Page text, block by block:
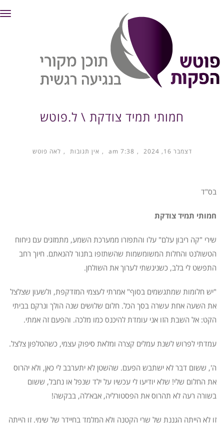
חמותי תמיד צודקת \ ל.פוטש
דצמבר 16, 2024 7:38 am אין תגובות לאה פוטש
בס"ד
חמותי תמיד צודקת
שירי "קה ריבון עלם" עלו והתפזרו ממערכת השמע, מתמזגים עם ניחוח
הטשולנט והחלות המשומשמות שהשתזפו בתנור להנאתם. חיוך רחב
התפשט לי בלב, כשניגשתי לערוך את השולחן.
"יש חלומות שמתגשמים בסוף" אמרתי לעצמי המזדקפת, ולשעון שצלצל
את השעה אחת עשרה בסך הכל. חלום שלושים שנה הולך ונרקם בביתי
הקט: אל השבת הזו אני עומדת להיכנס כמו מלכה. והפעם זה אמתי.
עמדתי לפרוש לשנת עמלים קצרה ומלאת סיפוק עצמי, כשהטלפון צלצל.
ה', ששום דבר לא ישתבש הפעם. שהשטן לא יתערבב לי כאן, ולא יהרוס
את החלום שלי! שלא יודיעו לי עכשיו על ילד שנפל או נחבל, ששום
בשורה רעה לא תהרוס את הפסטורליה, אבא'לה, בבקשה!
זו לא הייתה הגננת של שרי הקטנה ולא המלמד בחיידר של שימי. זו הייתה